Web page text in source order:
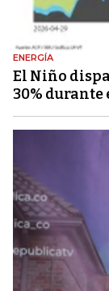
ENERGÍA
El Niño
30% durante